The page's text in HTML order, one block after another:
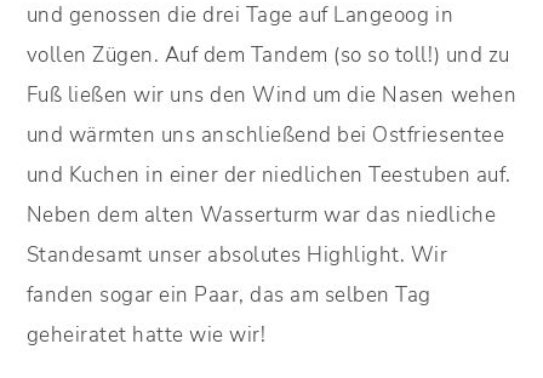
und genossen die drei Tage auf Langeoog in
vollen Zügen. Auf dem Tandem (so so toll!) und zu
Fuß ließen wir uns den Wind um die Nasen wehen
und wärmten uns anschließend bei Ostfriesentee
und Kuchen in einer der niedlichen Teestuben auf.
Neben dem alten Wasserturm war das niedliche
Standesamt unser absolutes Highlight. Wir
fanden sogar ein Paar, das am selben Tag
geheiratet hatte wie wir!